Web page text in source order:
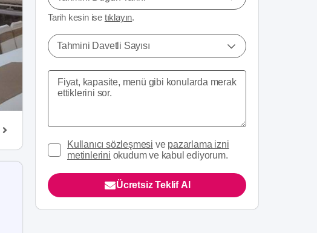
Tarih kesin ise tıklayın.
Tahmini Davetli Sayısı
Kullanıcı sözleşmesi ve pazarlama izni
metinlerini okudum ve kabul ediyorum.
Ücretsiz Teklif Al